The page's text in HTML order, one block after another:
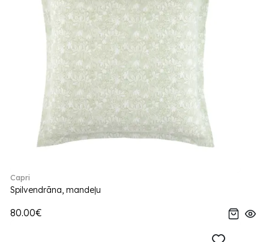
Capri
Spilvendrāna, mandeļu
80.00€